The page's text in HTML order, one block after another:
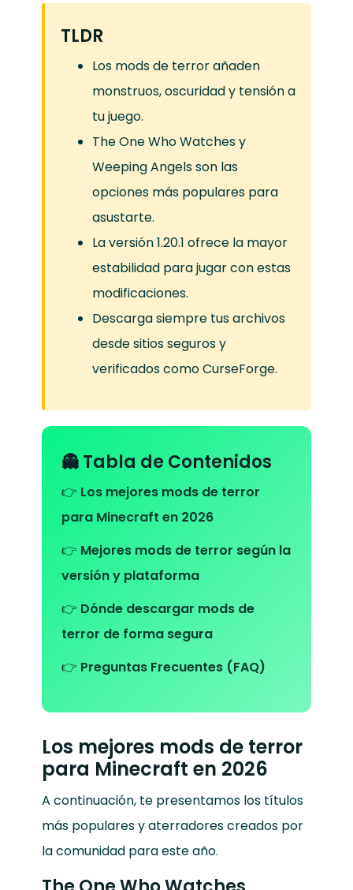
TLDR
Los mods de terror añaden
monstruos, oscuridad y tensión a
tu juego.
The One Who Watches y
Weeping Angels son las
opciones más populares para
asustarte.
La versión 1.20.1 ofrece la mayor
estabilidad para jugar con estas
modificaciones.
Descarga siempre tus archivos
desde sitios seguros y
verificados como CurseForge.
👻 Tabla de Contenidos
👉 Los mejores mods de terror
para Minecraft en 2026
👉 Mejores mods de terror según la
versión y plataforma
👉 Dónde descargar mods de
terror de forma segura
👉 Preguntas Frecuentes (FAQ)
Los mejores mods de terror
para Minecraft en 2026
A continuación, te presentamos los títulos
más populares y aterradores creados por
la comunidad para este año.